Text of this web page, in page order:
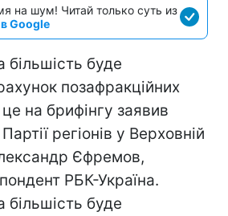
на шум! Читай только суть из
Google
буде
позафракційних
на брифінгу заявив
регіонів у Верховній
Єфремов,
РБК-Україна.
буде